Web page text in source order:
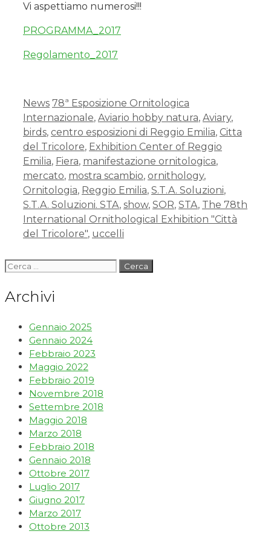
Vi aspettiamo numerosi!!!
PROGRAMMA_2017
Regolamento_2017
News 78ª Esposizione Ornitologica
Internazionale, Aviario hobby natura, Aviary,
birds, centro esposizioni di Reggio Emilia, Citta
del Tricolore, Exhibition Center of Reggio
Emilia, Fiera, manifestazione ornitologica,
mercato, mostra scambio, ornithology,
Ornitologia, Reggio Emilia, S.T.A. Soluzioni,
S.T.A. Soluzioni. STA, show, SOR, STA, The 78th
International Ornithological Exhibition "Città
del Tricolore", uccelli
Archivi
Gennaio 2025
Gennaio 2024
Febbraio 2023
Maggio 2022
Febbraio 2019
Novembre 2018
Settembre 2018
Maggio 2018
Marzo 2018
Febbraio 2018
Gennaio 2018
Ottobre 2017
Luglio 2017
Giugno 2017
Marzo 2017
Ottobre 2013